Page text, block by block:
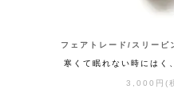
フェアトレード/スリー
寒くて眠れない時には
3,000円(